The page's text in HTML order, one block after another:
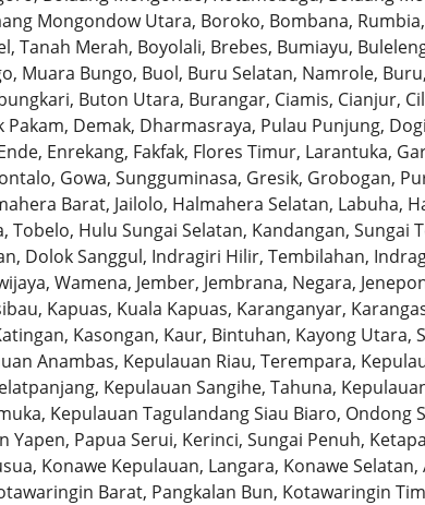
Mongondow Utara, Boroko, Bombana,
Tanah Merah, Boyolali, Brebes, Bumiayu,
Muara Bungo, Buol, Buru Selatan, Namrole,
Buton Utara, Burangar, Ciamis, Cianjur,
Pakam, Demak, Dharmasraya, Pulau Punjung,
Enrekang, Fakfak, Flores Timur, Larantuka,
Gowa, Sungguminasa, Gresik, Grobogan,
Barat, Jailolo, Halmahera Selatan, Labuha,
Hulu Sungai Selatan, Kandangan, Sungai
Dolok Sanggul, Indragiri Hilir, Tembilahan,
Wamena, Jember, Jembrana, Negara,
Kapuas, Kuala Kapuas, Karanganyar,
Kasongan, Kaur, Bintuhan, Kayong Utara,
Anambas, Kepulauan Riau, Terempara,
Kepulauan Sangihe, Tahuna,
Kepulauan Tagulandang Siau Biaro, Ondong
Papua Serui, Kerinci, Sungai Penuh,
Konawe Kepulauan, Langara, Konawe
Barat, Pangkalan Bun, Kotawaringin